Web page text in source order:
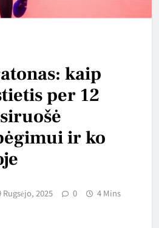
kaip
per 12
ir ko
Rugsėjo, 2025 0 4 Mins